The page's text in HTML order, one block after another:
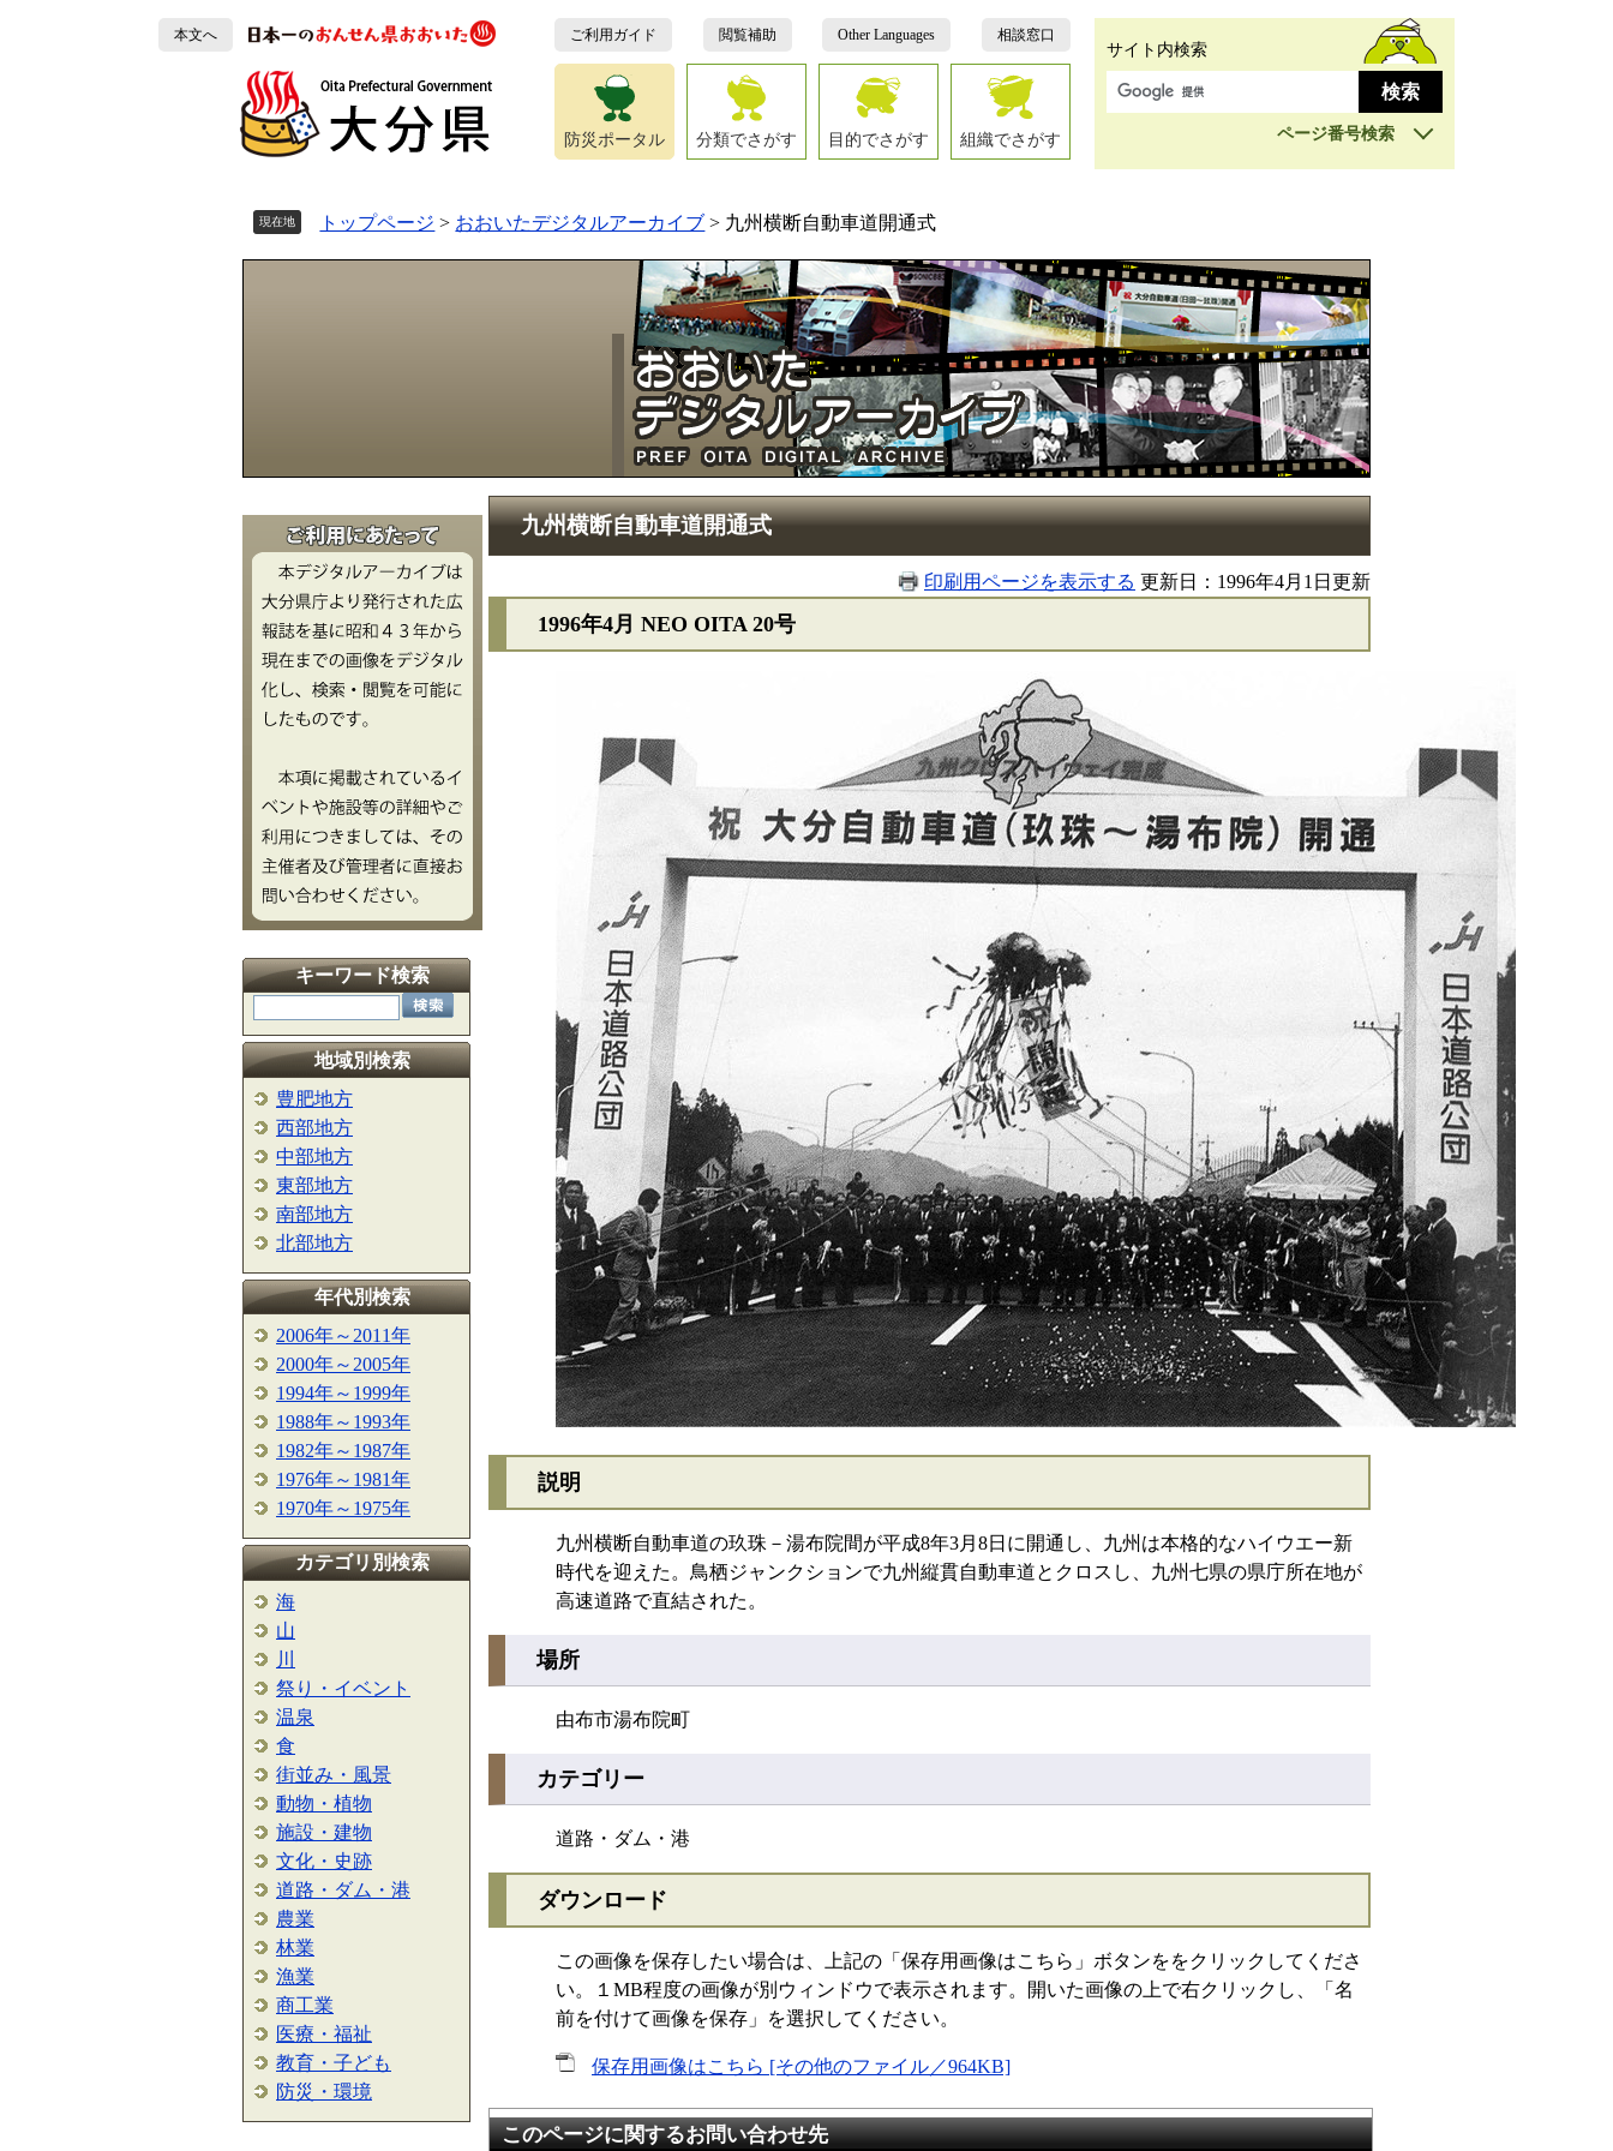
本文へ ご利用ガイド 閲覧補助 Other Languages 相談窓口
防災ポータル 分類でさがす 目的でさがす 組織でさがす
サイト内検索
ページ番号検索
現在地 トップページ > おおいたデジタルアーカイブ > 九州横断自動車道開通式
本
九州横断自動車道開通式
印刷用ページを表示する 更新日：1996年4月1日更新
1996年4月 NEO OITA 20号
説明
九州横断自動車道の玖珠－湯布院間が平成8年3月8日に開通し、九州は本格的なハイウエー新
時代を迎えた。鳥栖ジャンクションで九州縦貫自動車道とクロスし、九州七県の県庁所在地が
高速道路で直結された。
場所
由布市湯布院町
カテゴリー
道路・ダム・港
ダウンロード
この画像を保存したい場合は、上記の「保存用画像はこちら」ボタンををクリックしてくださ
い。１MB程度の画像が別ウィンドウで表示されます。開いた画像の上で右クリックし、「名
前を付けて画像を保存」を選択してください。
保存用画像はこちら [その他のファイル／964KB]
このページに関するお問い合わせ先
キーワード検索
地域別検索
豊肥地方
西部地方
中部地方
東部地方
南部地方
北部地方
年代別検索
2006年～2011年
2000年～2005年
1994年～1999年
1988年～1993年
1982年～1987年
1976年～1981年
1970年～1975年
カテゴリ別検索
海
山
川
祭り・イベント
温泉
食
街並み・風景
動物・植物
施設・建物
文化・史跡
道路・ダム・港
農業
林業
漁業
商工業
医療・福祉
教育・子ども
防災・環境